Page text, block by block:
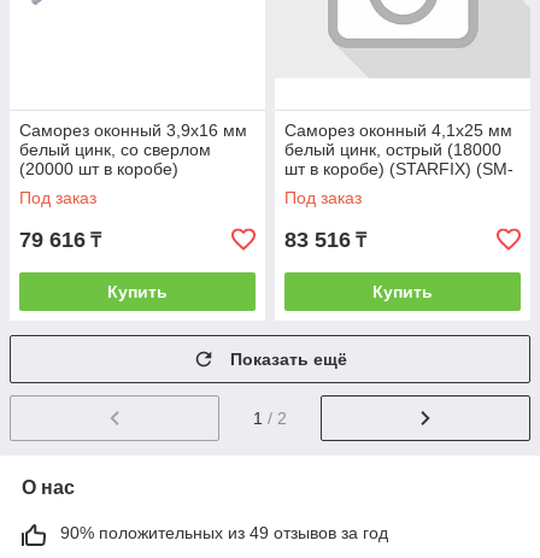
Саморез оконный 3,9x16 мм
белый цинк, со сверлом
(20000 шт в коробе)
(STARFIX) (SM-80879-20000)
Под заказ
79 616 ₸
Купить
Саморез оконный 4,1x25 мм
белый цинк, острый (18000
шт в коробе) (STARFIX) (SM-
39913-18000)
Под заказ
83 516 ₸
Купить
Показать ещё
1 / 2
О нас
90% положительных из 49 отзывов за год